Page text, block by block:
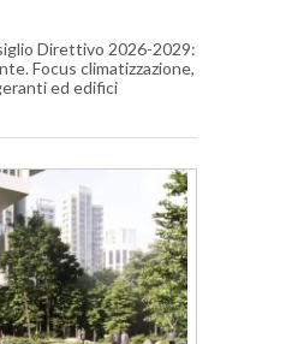
Direttivo 2026-2029:
Focus climatizzazione,
ed edifici